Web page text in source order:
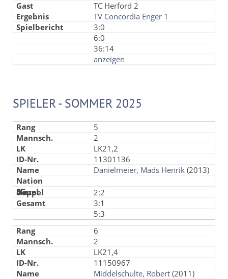
TC Herford 2
TV Concordia Enger 1
3:0
6:0
36:14
anzeigen
SPIELER - SOMMER 2025
5
2
LK21,2
11301136
Danielmeier, Mads Henrik (2013)
2:2
3:1
5:3
6
2
LK21,4
11150967
Middelschulte, Robert (2011)